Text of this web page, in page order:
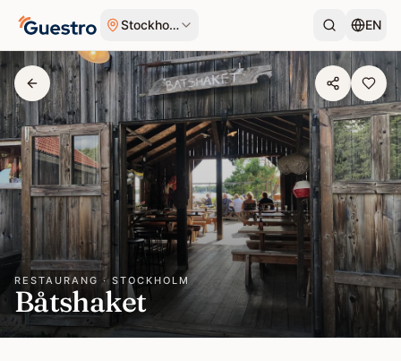
Stockholm EN
RESTAURANG · STOCKHOLM
Båtshaket